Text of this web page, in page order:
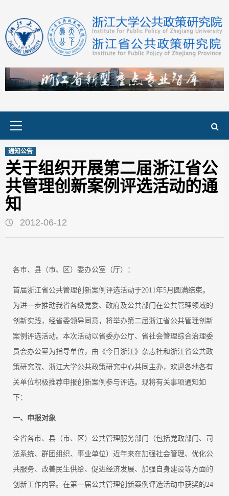
content
通知公告
关于组织开展第二届浙江省公
共管理创新案例评选活动的通
知
2012-06-12
各市、县（市、区）委办公室（厅）：
首届浙江省公共管理创新案例评选活动于2011年5月圆满结束。
为进一步推动我省各级党委、政府及公共部门在公共管理领域的
创新实践，经省委领导同意，将举办第二届浙江省公共管理创新
案例评选活动。本次活动以省委办公厅、省社会管理综合治理委
员会办公室为指导单位，由《今日浙江》杂志社和浙江省公共政
策研究院、浙江大学公共政策研究中心共同主办，欢迎各地各有
关单位积极推荐申报创新案例参与评选。现将有关事项通知如
下：
一、申报对象
全省各市、县（市、区）公共管理服务部门（包括党政部门、司
法系统、群团组织、事业单位）近年来在加强社会管理、优化公
共服务、改善民生供给、促进经济发展、加强自身建设等方面的
创新工作内容。在第一届公共管理创新案例评选活动中获奖的24